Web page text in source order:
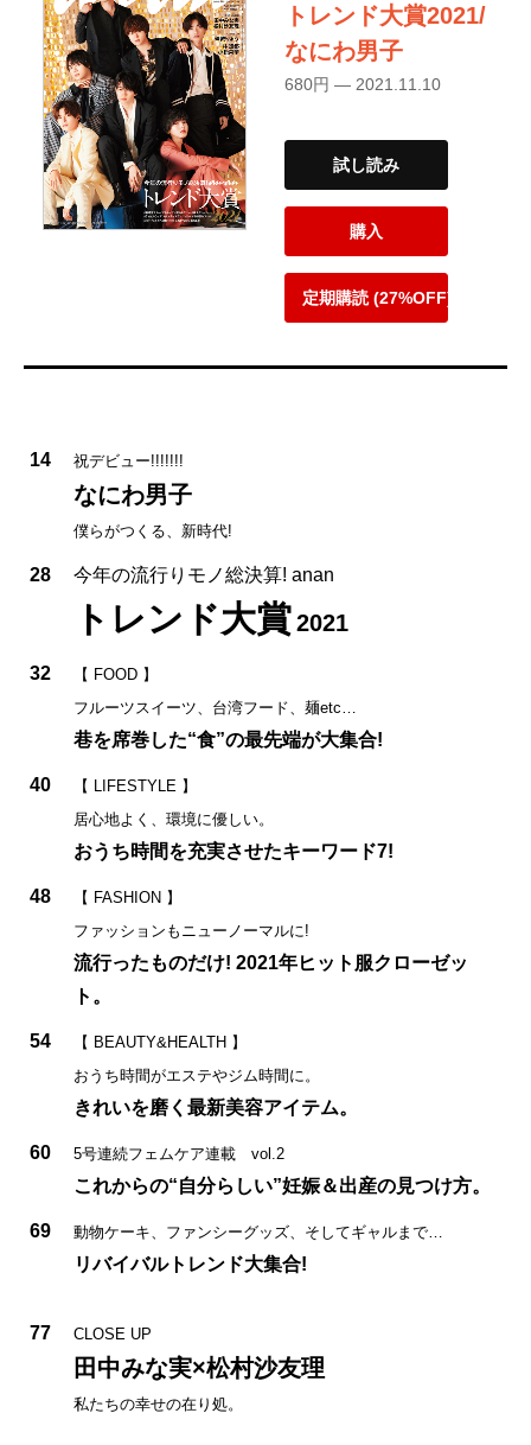
トレンド大賞2021/
なにわ男子
680円 — 2021.11.10
試し読み
購入
定期購読 (27%OFF)
14 祝デビュー!!!!!!!
なにわ男子
僕らがつくる、新時代!
28 今年の流行りモノ総決算! anan
トレンド大賞2021
32
【 FOOD 】
フルーツスイーツ、台湾フード、麺etc…
巷を席巻した“食”の最先端が大集合!
40
【 LIFESTYLE 】
居心地よく、環境に優しい。
おうち時間を充実させたキーワード7!
48
【 FASHION 】
ファッションもニューノーマルに!
流行ったものだけ! 2021年ヒット服クローゼッ
ト。
54
【 BEAUTY&HEALTH 】
おうち時間がエステやジム時間に。
きれいを磨く最新美容アイテム。
60 5号連続フェムケア連載 vol.2
これからの“自分らしい”妊娠＆出産の見つけ方。
69 動物ケーキ、ファンシーグッズ、そしてギャルまで…
リバイバルトレンド大集合!
77 CLOSE UP
田中みな実×松村沙友理
私たちの幸せの在り処。